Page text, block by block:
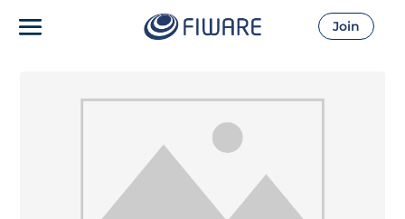
Join